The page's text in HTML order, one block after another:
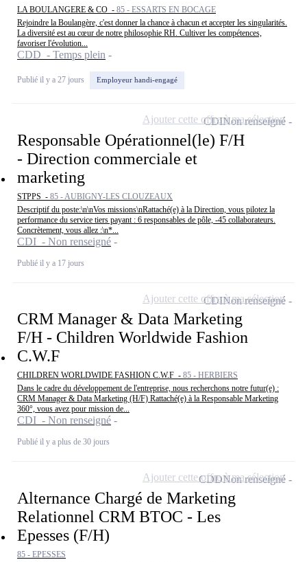
LA BOULANGERE & CO - 85 - ESSARTS EN BOCAGE
Rejoindre la Boulangère, c'est donner la chance à chacun et accepter les singularités.
La diversité est au cœur de notre philosophie RH. Cultiver les compétences,
favoriser l'évolution...
CDD - Temps plein
Publié il y a 27 jours Employeur handi-engagé
Responsable Opérationnel(le) F/H
- Direction commerciale et
marketing
STPPS - 85 - AUBIGNY-LES CLOUZEAUX
Descriptif du poste:\n\nVos missions\nRattaché(e) à la Direction, vous pilotez la
performance du service tiers payant : 6 responsables de pôle, -45 collaborateurs.
Concrètement, vous allez :\n*...
CDI - Non renseigné
Publié il y a 17 jours
CDINon renseigné
Ajouter cette offre à ma sélection
CRM Manager & Data Marketing
F/H - Children Worldwide Fashion
C.W.F
CHILDREN WORLDWIDE FASHION C.W.F - 85 - HERBIERS
Dans le cadre du développement de l'entreprise, nous recherchons notre futur(e) :
CRM Manager & Data Marketing (H/F) Rattaché(e) à la Responsable Marketing
360°, vous avez pour mission de...
CDI - Non renseigné
Publié il y a plus de 30 jours
CDINon renseigné
Ajouter cette offre à ma sélection
Alternance Chargé de Marketing
Relationnel CRM BTOC - Les
Epesses (F/H)
85 - EPESSES
CDDNon renseigné
Ajouter cette offre à ma sélection